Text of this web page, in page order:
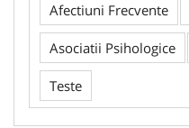
Afectiuni Frecvente
Asociatii Psihologice
Teste